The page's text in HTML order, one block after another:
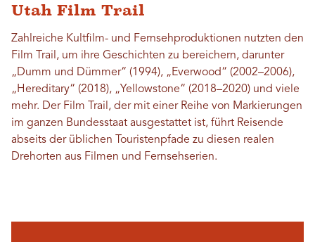
Utah Film Trail
Zahlreiche Kultfilm- und Fernsehproduktionen nutzten den
Film Trail, um ihre Geschichten zu bereichern, darunter
„Dumm und Dümmer“ (1994), „Everwood“ (2002–2006),
„Hereditary“ (2018), „Yellowstone“ (2018–2020) und viele
mehr. Der Film Trail, der mit einer Reihe von Markierungen
im ganzen Bundesstaat ausgestattet ist, führt Reisende
abseits der üblichen Touristenpfade zu diesen realen
Drehorten aus Filmen und Fernsehserien.